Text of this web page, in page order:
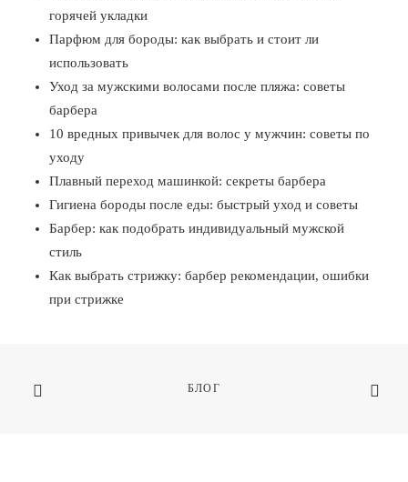
горячей укладки
Парфюм для бороды: как выбрать и стоит ли
использовать
Уход за мужскими волосами после пляжа: советы
барбера
10 вредных привычек для волос у мужчин: советы по
уходу
Плавный переход машинкой: секреты барбера
Гигиена бороды после еды: быстрый уход и советы
Барбер: как подобрать индивидуальный мужской
стиль
Как выбрать стрижку: барбер рекомендации, ошибки
при стрижке
БЛОГ